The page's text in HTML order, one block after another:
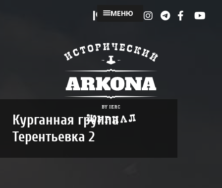
МЕНЮ
Курганная группа
Терентьевка 2